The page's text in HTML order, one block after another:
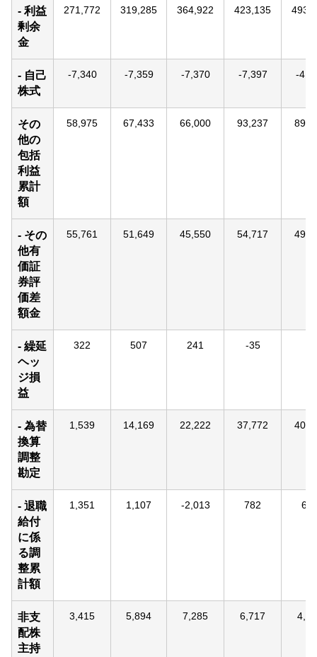
- 利益
剰余
金
271,772 319,285 364,922 423,135
- 自己
株式
-7,340 -7,359 -7,370 -7,397 -
その
他の
包括
利益
累計
額
58,975 67,433 66,000 93,237
- その
他有
価証
券評
価差
額金
55,761 51,649 45,550 54,717
- 繰延
ヘッ
ジ損
益
322 507 241 -35
- 為替
換算
調整
勘定
1,539 14,169 22,222 37,772
- 退職
給付
に係
る調
整累
計額
1,351 1,107 -2,013 782
非支
配株
主持
3,415 5,894 7,285 6,717